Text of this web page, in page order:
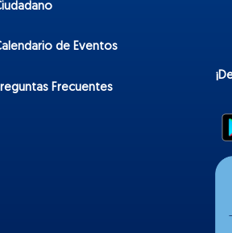
de Eventos
Frecuentes